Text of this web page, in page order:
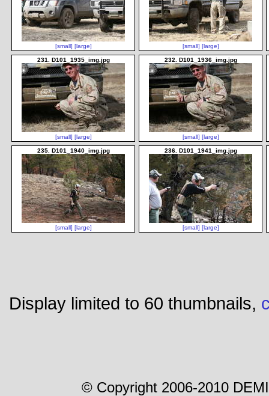
[small] [large] [small] [large]
231. D101_1935_img.jpg
[small] [large]
232. D101_1936_img.jpg
[small] [large]
235. D101_1940_img.jpg
[small] [large]
236. D101_1941_img.jpg
[small] [large]
Display limited to 60 thumbnails,
© Copyright 2006-2010